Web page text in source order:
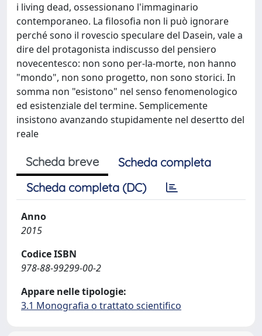
i living dead, ossessionano l'immaginario
contemporaneo. La filosofia non li può ignorare
perché sono il rovescio speculare del Dasein, vale a
dire del protagonista indiscusso del pensiero
novecentesco: non sono per-la-morte, non hanno
"mondo", non sono progetto, non sono storici. In
somma non "esistono" nel senso fenomenologico
ed esistenziale del termine. Semplicemente
insistono avanzando stupidamente nel desertto del
reale
Scheda breve
Scheda completa
Scheda completa (DC)
Anno
2015
Codice ISBN
978-88-99299-00-2
Appare nelle tipologie:
3.1 Monografia o trattato scientifico